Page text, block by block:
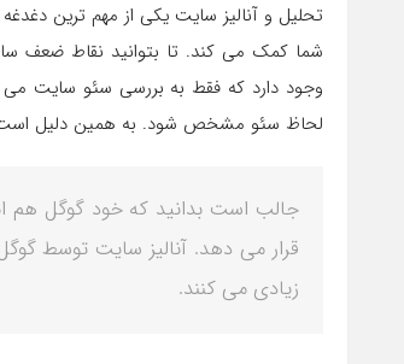
تحلیل و آنالیز سایت یکی از مهم ترین
شما کمک می کند. تا بتوانید نقاط ضعف
وجود دارد که فقط به بررسی سئو سایت
لحاظ سئو مشخص شود. به همین دلیل است
جالب است بدانید که خود گوگل هم
قرار می دهد. آنالیز سایت توسط
زیادی می کنند.